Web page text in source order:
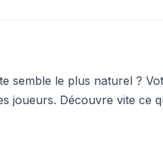
semble le plus naturel ?
joueurs. Découvre vite ce